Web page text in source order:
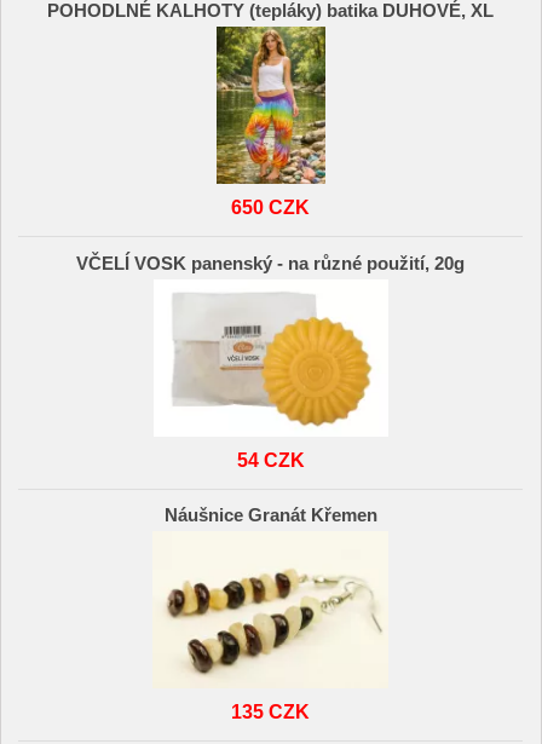
POHODLNÉ KALHOTY (tepláky) batika DUHOVÉ, XL
650 CZK
VČELÍ VOSK panenský - na různé použití, 20g
54 CZK
Náušnice Granát Křemen
135 CZK